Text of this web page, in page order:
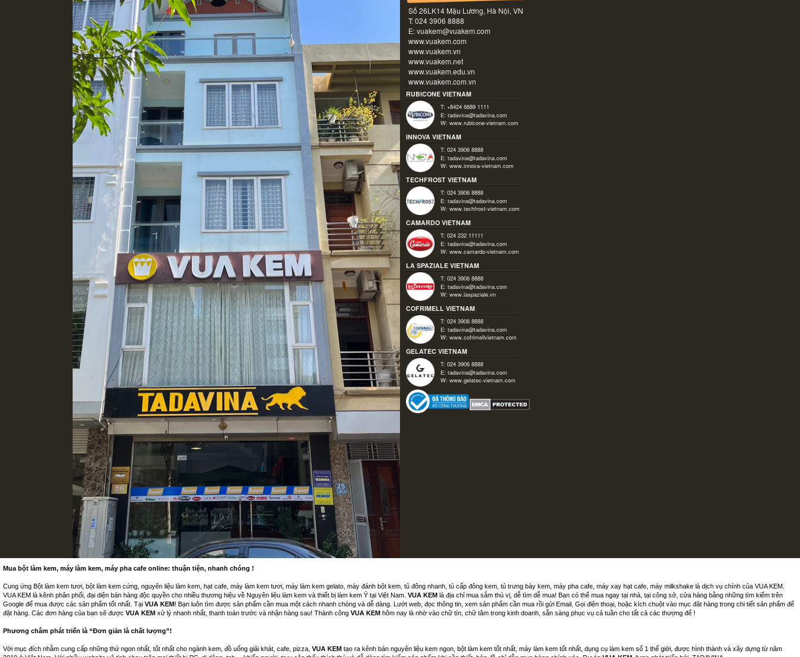
Số 26LK14 Mậu Lương, Hà Nội, VN
T: 024 3906 8888
E:vuakem@vuakem.com
www.vuakem.com
www.vuakem.vn
www.vuakem.net
www.vuakem.edu.vn
www.vuakem.com.vn
RUBICONE VIETNAM
T: +8424 6689 1111
E: tadavina@tadavina.com
W: www.rubicone-vietnam.com
INNOVA VIETNAM
T: 024 3906 8888
E: tadavina@tadavina.com
W: www.innova-vietnam.com
TECHFROST VIETNAM
T: 024 3906 8888
E: tadavina@tadavina.com
W: www.techfrost-vietnam.com
CAMARDO VIETNAM
T: 024 232 11111
E: tadavina@tadavina.com
W: www.camardo-vietnam.com
LA SPAZIALE VIETNAM
T: 024 3906 8888
E: tadavina@tadavina.com
W: www.laspaziale.vn
COFRIMELL VIETNAM
T: 024 3906 8888
E: tadavina@tadavina.com
W: www.cofrimellvietnam.com
GELATEC VIETNAM
T: 024 3906 8888
E: tadavina@tadavina.com
W: www.gelatec-vietnam.com
Mua bột làm kem, máy làm kem, máy pha cafe online: thuận tiện, nhanh chóng !
Cung ứng Bột làm kem tươi, bột làm kem cứng, nguyên liệu làm kem, hạt cafe, máy làm kem tươi, máy làm kem gelato, máy đánh bột kem, tủ đông nhanh, tủ cấp đông kem, tủ trưng bày kem, máy pha cafe, máy xay hạt cafe, máy milkshake là dịch vụ chính của VUA KEM.
VUA KEM là kênh phân phối, đại diện bán hàng độc quyền cho nhiều thương hiệu về Nguyên liệu làm kem và thiết bị làm kem Ý tại Việt Nam. VUA KEM là địa chỉ mua sắm thú vị, dễ tìm dễ mua! Bạn có thể mua ngay tại nhà, tại công sở, cửa hàng bằng những tìm kiếm trên
Google để mua được các sản phẩm tốt nhất. Tại VUA KEM! Bạn luôn tìm được sản phẩm cần mua một cách nhanh chóng và dễ dàng. Lướt web, đọc thông tin, xem sản phẩm cần mua rồi gửi Email, Gọi điện thoại, hoặc kích chuột vào mục đăt hàng trong chi tiết sản phẩm để
đặt hàng. Các đơn hàng của bạn sẽ được VUA KEM xử lý nhanh nhất, thanh toán trước và nhận hàng sau! Thành công VUA KEM hôm nay là nhờ vào chữ tín, chữ tâm trong kinh doanh, sẵn sàng phục vụ cả tuần cho tất cả các thượng đế !
Phương châm phát triển là “Đơn giản là chất lượng”!
Với mục đích nhằm cung cấp những thứ ngon nhất, tốt nhất cho ngành kem, đồ uống giải khát, cafe, pizza, VUA KEM tạo ra kênh bán nguyên liệu kem ngon, bột làm kem tốt nhất, máy làm kem tốt nhất, dụng cụ làm kem số 1 thế giới, được hình thành và xây dựng từ năm